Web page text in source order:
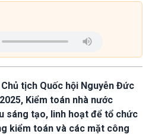
tịch Quốc hội Nguyễn Đức
Kiểm toán nhà nước
sáng tạo, linh hoạt để tổ chức
kiểm toán và các mặt công